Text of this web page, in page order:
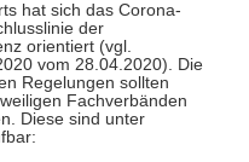
hat sich das Corona-
der
orientiert (vgl.
vom 28.04.2020). Die
Regelungen sollten
Fachverbänden
Diese sind unter